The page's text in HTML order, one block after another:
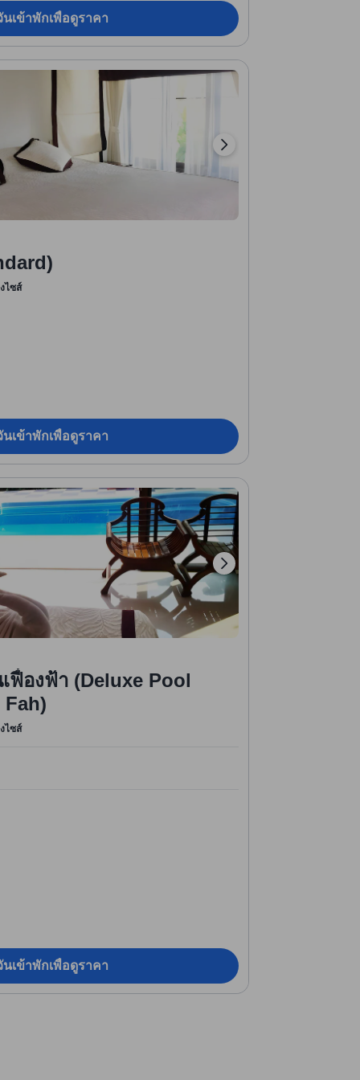
นเข้าพักเพื่อดูราคา
ไซส์
นเข้าพักเพื่อดูราคา
ฟื่องฟ้า (Deluxe Pool
ไซส์
นเข้าพักเพื่อดูราคา